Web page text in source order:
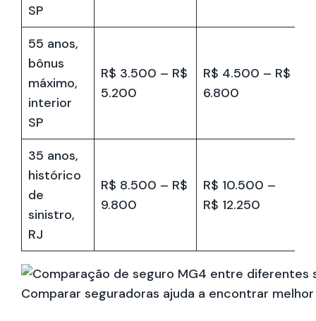
SP
55 anos,
bônus
máximo,
interior
SP
R$ 3.500 – R$
5.200
R$ 4.500 – R$
6.800
35 anos,
histórico
de
sinistro,
RJ
R$ 8.500 – R$
9.800
R$ 10.500 –
R$ 12.250
Comparar seguradoras ajuda a encontrar